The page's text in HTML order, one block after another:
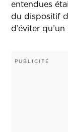
entendues
du dispositif
d’éviter